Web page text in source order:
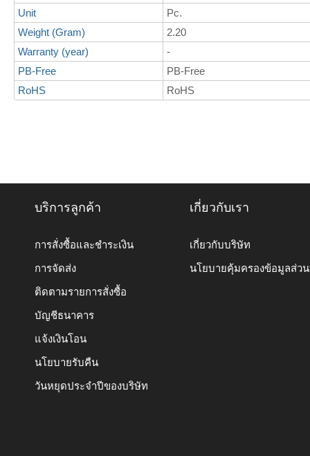
Unit
Pc.
Weight (Gram)
2.20
Warranty (year)
-
PB-Free
PB-Free
RoHS
RoHS
บริการลูกค้า
การสั่งซื้อและชำระเงิน
การจัดส่ง
ติดตามรายการสั่งซื้อ
บัญชีธนาคาร
แจ้งเงินโอน
นโยบายรับคืน
วันหยุดประจำปีของบริษัท
เกี่ยวกับเรา
เกี่ยวกับบริษัท
นโยบายคุ้มครองข้อมูลส่ว